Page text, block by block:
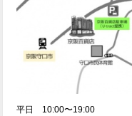
平日 10:00〜19:00